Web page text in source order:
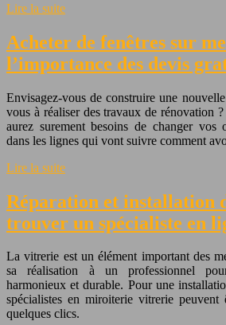
Lire la suite
Acheter de fenêtres sur
l’importance des devis
Envisagez-vous de construire une
vous à réaliser des travaux de rénovation
aurez surement besoins de changer vos
dans les lignes qui vont suivre comment
Lire la suite
Réparation et installation
trouver un spécialiste en
La vitrerie est un élément important des
sa réalisation à un professionnel
harmonieux et durable. Pour une
spécialistes en miroiterie vitrerie
quelques clics.